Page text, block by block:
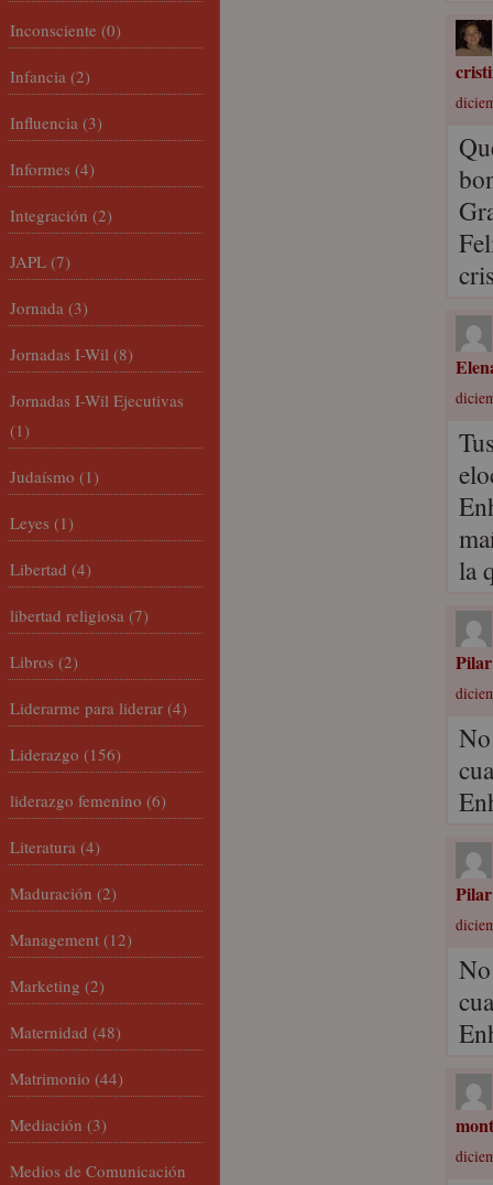
la
Pilar
Pilar
Inconsciente (0)
Infancia (2)
Influencia (3)
Informes (4)
Integración (2)
JAPL (7)
Jornada (3)
Jornadas I-Wil (8)
Jornadas I-Wil Ejecutivas
(1)
Judaísmo (1)
Leyes (1)
Libertad (4)
libertad religiosa (7)
Libros (2)
Liderarme para liderar (4)
Liderazgo (156)
liderazgo femenino (6)
Literatura (4)
Maduración (2)
Management (12)
Marketing (2)
Maternidad (48)
Matrimonio (44)
Mediación (3)
Medios de Comunicación